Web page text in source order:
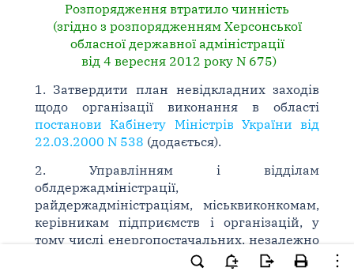
Розпорядження втратило чинність
(згідно з розпорядженням Херсонської
обласної державної адміністрації
від 4 вересня 2012 року N 675)
1. Затвердити план невідкладних заходів
щодо організації виконання в області
постанови Кабінету Міністрів України від
22.03.2000 N 538 (додається).
2. Управлінням і відділам
облдержадміністрації,
райдержадміністраціям, міськвиконкомам,
керівникам підприємств і організацій, у
тому числі енергопостачальних, незалежно
від форм власності та відомчого